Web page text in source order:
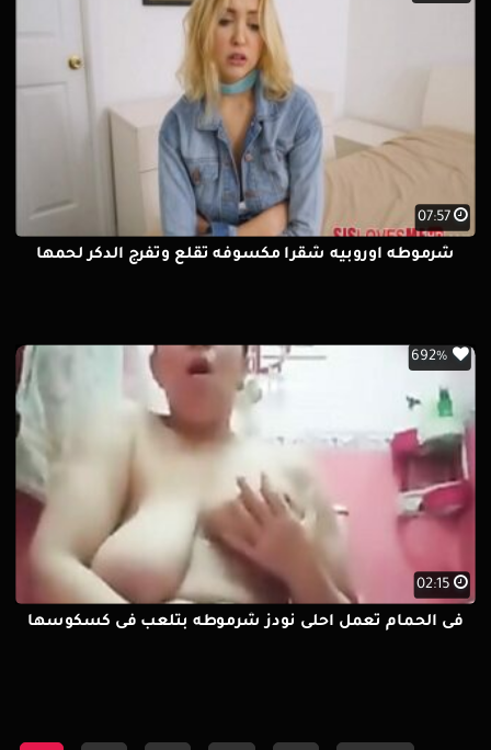
07:57
شرموطه اوروبيه شقرا مكسوفه تقلع وتفرج الدكر لحمها
02:15
692%
فى الحمام تعمل احلى نودز شرموطه بتلعب فى كسكوسها